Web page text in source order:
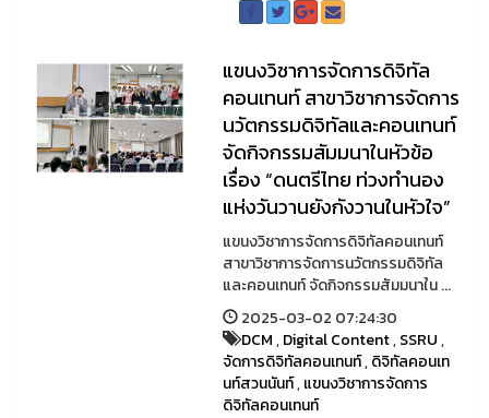
แขนงวิชาการจัดการดิจิทัล
คอนเทนท์ สาขาวิชาการจัดการ
นวัตกรรมดิจิทัลและคอนเทนท์
จัดกิจกรรมสัมมนาในหัวข้อ
เรื่อง “ดนตรีไทย ท่วงทำนอง
แห่งวันวานยังกังวานในหัวใจ”
แขนงวิชาการจัดการดิจิทัลคอนเทนท์
สาขาวิชาการจัดการนวัตกรรมดิจิทัล
และคอนเทนท์ จัดกิจกรรมสัมมนาใน ...
2025-03-02 07:24:30
DCM,Digital Content,SSRU,
จัดการดิจิทัลคอนเทนท์,ดิจิทัลคอนเท
นท์สวนนันท์,แขนงวิชาการจัดการ
ดิจิทัลคอนเทนท์